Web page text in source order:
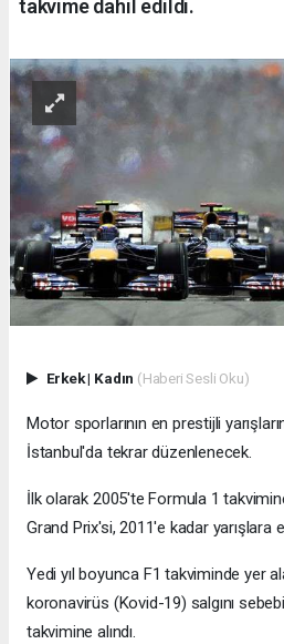
takvime dahil edildi.
Erkek| Kadın (Haberi Sesli Oku)
Motor sporlarının en prestijli
İstanbul'da tekrar düzenlenecek.
İlk olarak 2005'te Formula 1
Grand Prix'si, 2011'e kadar yarışlara
Yedi yıl boyunca F1 takviminde yer
koronavirüs (Kovid-19) salgını
takvimine alındı.